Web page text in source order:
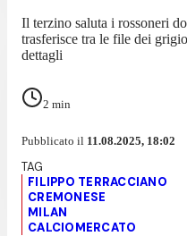
Il terzino saluta i rossoneri
trasferisce tra le file dei
dettagli
2 min
Pubblicato il 11.08.2025, 18:02
FILIPPO TERRACCIANO
CREMONESE
MILAN
CALCIOMERCATO